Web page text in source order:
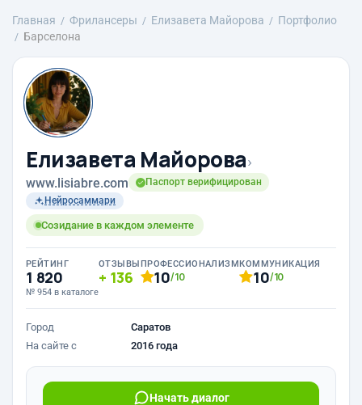
Главная Фрилансеры Елизавета Майорова
Портфолио
Барселона
Елизавета Майорова›
www.lisiabre.com
Паспорт верифицирован
Нейросаммари
Созидание в каждом элементе
РЕЙТИНГ
1 820
№ 954 в каталоге
ОТЗЫВЫ
136
ПРОФЕССИОНАЛИЗМ
10/10
КОММУНИКАЦИЯ
10/10
Город
Саратов
На сайте с
2016 года
Начать диалог